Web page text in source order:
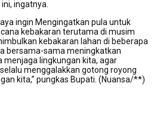
ingatnya.
ingin Mengingatkan pula untuk
kebakaran terutama di musim
kebakaran lahan di beberapa
bersama-sama meningkatkan
lingkungan kita, agar
menggalakkan gotong royong
kita,” pungkas Bupati. (Nuansa/**)